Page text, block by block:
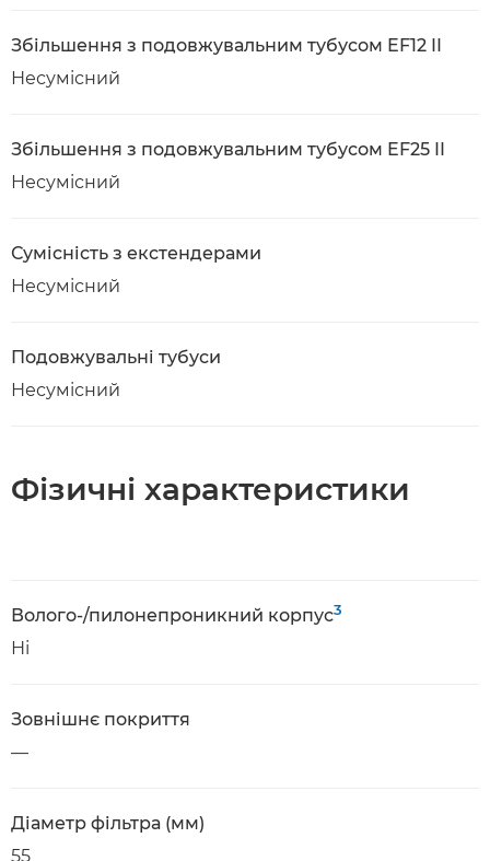
Збільшення з подовжувальним тубусом EF12 II
Несумісний
Збільшення з подовжувальним тубусом EF25 II
Несумісний
Сумісність з екстендерами
Несумісний
Подовжувальні тубуси
Несумісний
Фізичні характеристики
Волого-/пилонепроникний корпус3
Ні
Зовнішнє покриття
—
Діаметр фільтра (мм)
55